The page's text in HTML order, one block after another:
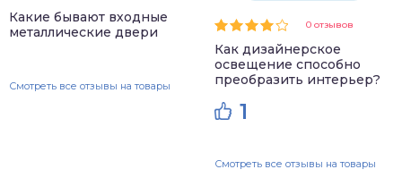
Какие бывают входные
металлические двери
Смотреть все отзывы на товары
0 отзывов
Как дизайнерское
освещение способно
преобразить интерьер?
1
Смотреть все отзывы на товары